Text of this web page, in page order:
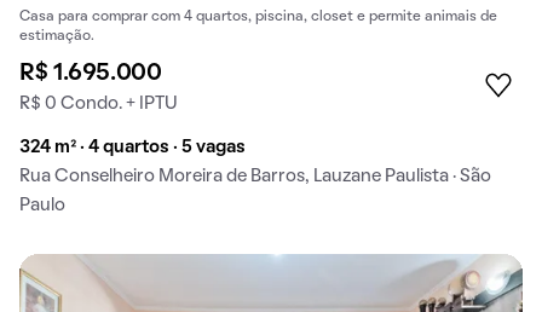
Casa para comprar com 4 quartos, piscina, closet e permite animais de
estimação.
R$ 1.695.000
R$ 0 Condo. + IPTU
324 m² · 4 quartos · 5 vagas
Rua Conselheiro Moreira de Barros, Lauzane Paulista · São
Paulo